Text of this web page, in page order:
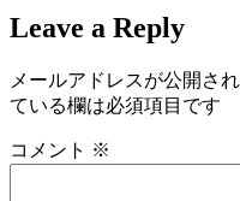
Leave a Reply
メールアドレスが公開さ
ている欄は必須項目です
コメント ※